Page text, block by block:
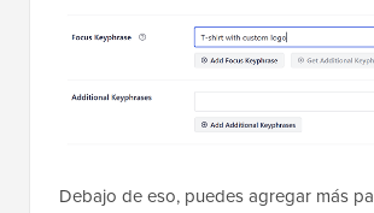
Debajo de eso, puedes agregar más